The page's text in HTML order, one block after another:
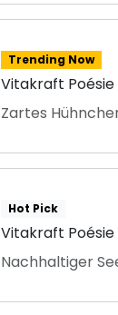
Trending Now
Vitakraft Poésie
Zartes
Hot Pick
Vitakraft Poésie
Nachhaltiger